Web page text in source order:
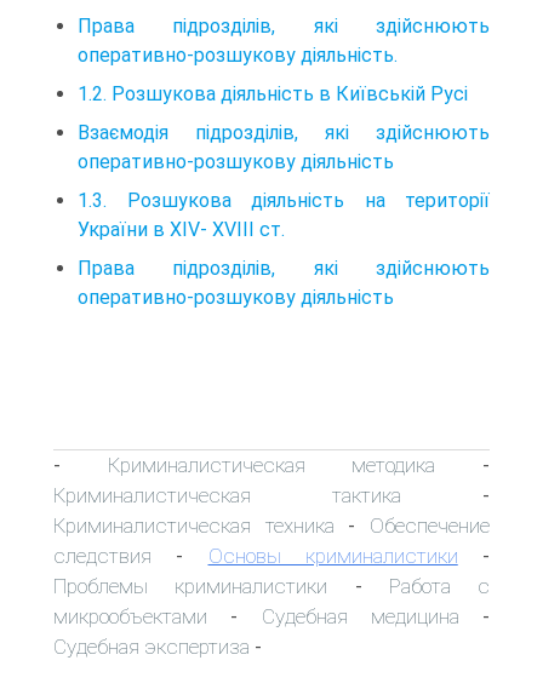
Права підрозділів, які здійснюють
оперативно-розшукову діяльність.
1.2. Розшукова діяльність в Київській Русі
Взаємодія підрозділів, які здійснюють
оперативно-розшукову діяльність
1.3. Розшукова діяльність на території
України в XIV- XVIII ст.
Права підрозділів, які здійснюють
оперативно-розшукову діяльність
- Криминалистическая методика -
Криминалистическая тактика -
Криминалистическая техника - Обеспечение
следствия - Основы криминалистики -
Проблемы криминалистики - Работа с
микрообъектами - Судебная медицина -
Судебная экспертиза -